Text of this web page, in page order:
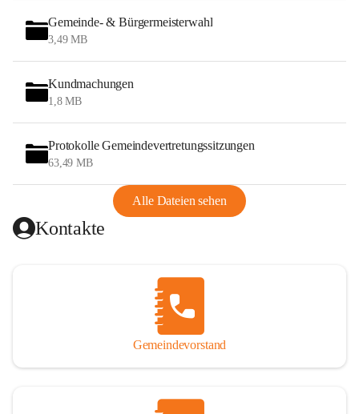
Gemeinde- & Bürgermeisterwahl
3,49 MB
Kundmachungen
1,8 MB
Protokolle Gemeindevertretungssitzungen
63,49 MB
Alle Dateien sehen
Kontakte
Gemeindevorstand